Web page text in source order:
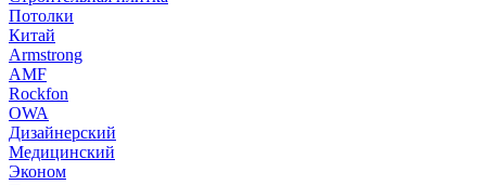
Потолки
Китай
Armstrong
AMF
Rockfon
OWA
Дизайнерский
Медицинский
Эконом